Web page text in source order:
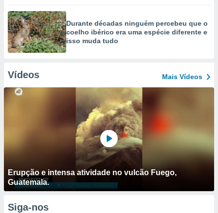
Durante décadas ninguém percebeu que o
coelho ibérico era uma espécie diferente e
isso muda tudo
Vídeos Mais Vídeos
Erupção e intensa atividade no vulcão Fuego,
Guatemala.
Siga-nos